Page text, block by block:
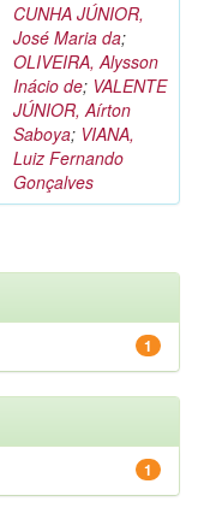
CUNHA JÚNIOR,
José Maria da;
OLIVEIRA, Alysson
Inácio de; VALENTE
JÚNIOR, Aírton
Saboya; VIANA,
Luiz Fernando
Gonçalves
1
1